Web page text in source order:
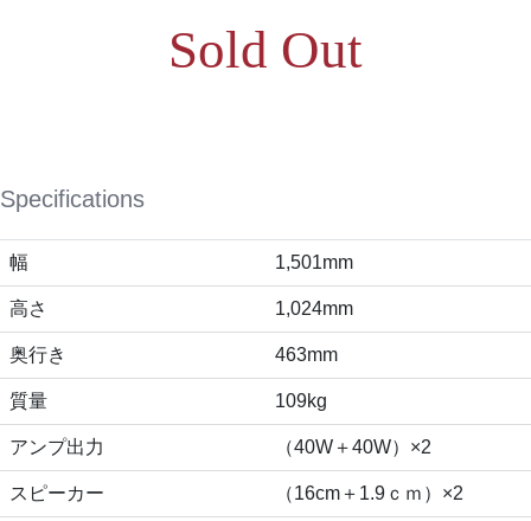
Sold Out
Specifications
幅 1,501mm
高さ 1,024mm
奥行き 463mm
質量 109kg
アンプ出力 （40W＋40W）×2
スピーカー （16cm＋1.9ｃｍ）×2